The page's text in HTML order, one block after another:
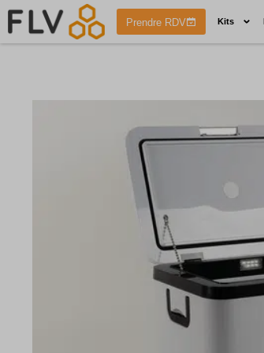
Prendre RDV Kits